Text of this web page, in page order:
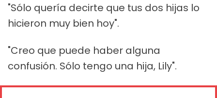
"Sólo quería decirte que tus dos hijas lo
hicieron muy bien hoy".
"Creo que puede haber alguna
confusión. Sólo tengo una hija, Lily".